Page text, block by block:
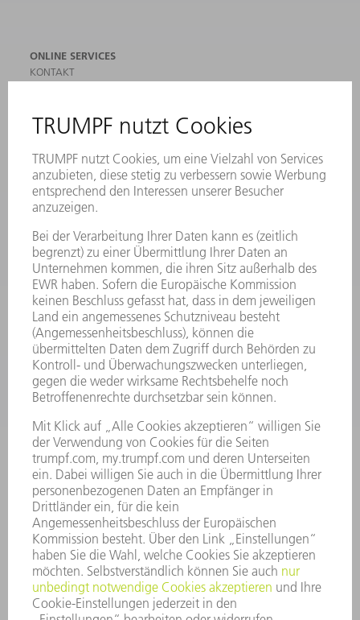
ONLINE SERVICES
KONTAKT
VERANSTALTUNGEN UND TERMINE
NEWSLETTER-ANMELDUNG
MYTRUMPF
SICHERHEITSDATENBLÄTTER
PRODUKTE
MASCHINEN & SYSTEME
LEISTUNGSELEKTRONIK
ELEKTROWERKZEUGE
SMART FACTORY
SOFTWARE
SERVICES
ANWENDUNGEN
BRANCHEN
UNTERNEHMEN
KARRIERE
STELLENANGEBOTE
UNTERNEHMENSPROFIL
GESCHÄFTSBERICHT
UNTERNEHMENSGRUNDSÄTZE
COMPLIANCE
HINWEISGEBERSYSTEM
SECURITY
PRESSEMITTEILUNGEN
MAGAZINE
LIEFERANTEN
NACHHALTIGKEIT
UMWELT & KLIMA
SOZIALES & GESELLSCHAFT
UNTERNEHMENSFÜHRUNG